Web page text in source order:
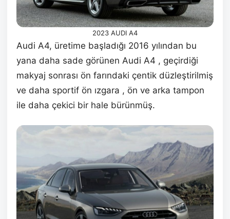
2023 AUDI A4
Audi A4, üretime başladığı 2016 yılından bu
yana daha sade görünen Audi A4 , geçirdiği
makyaj sonrası ön farındaki çentik düzleştirilmiş
ve daha sportif ön ızgara , ön ve arka tampon
ile daha çekici bir hale bürünmüş.